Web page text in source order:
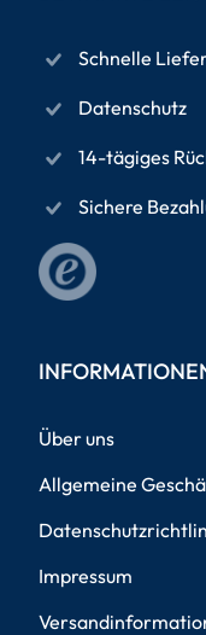
Schnelle
Datenschutz
14-tägiges
Sichere
Über uns
Allgemeine
Impressum